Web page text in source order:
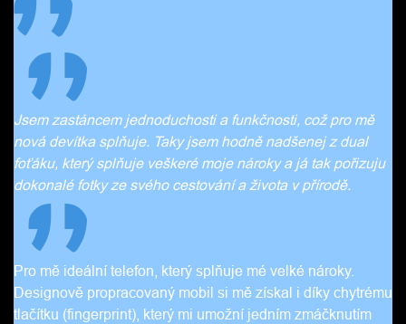
Jsem zastáncem jednoduchosti a funkčnosti, což pro mě
nová devítka splňuje. Taky jsem hodně nadšenej z dual
foťáku, který splňuje veškeré moje nároky a já tak pořizuju
dokonalé fotky ze svého cestování a života v přírodě.
Pro mě ideální telefon, který splňuje mé velké nároky.
Designově propracovaný mobil si mě získal i díky chytrému
tlačítku (fingerprint), který mi umožní jedním zmáčknutím